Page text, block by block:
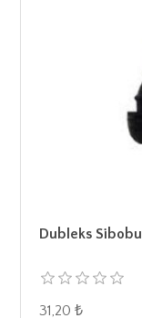
Dubleks
31,20 ₺